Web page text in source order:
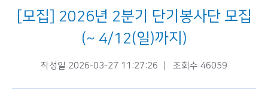
[모집] 2026년 2분기 단기봉사단 모집
(~ 4/12(일)까지)
작성일 2026-03-27 11:27:26 조회수 46059